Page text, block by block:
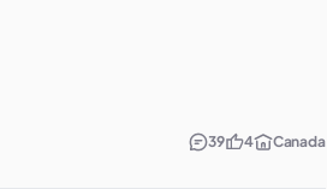
39 4 Canada